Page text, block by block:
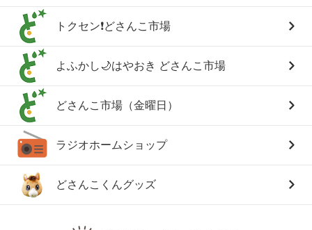
トクセン❗どさんこ市場
よふかし🌙はやおき どさんこ市場
どさんこ市場（金曜日）
ラジオホームショップ
どさんこくんグッズ